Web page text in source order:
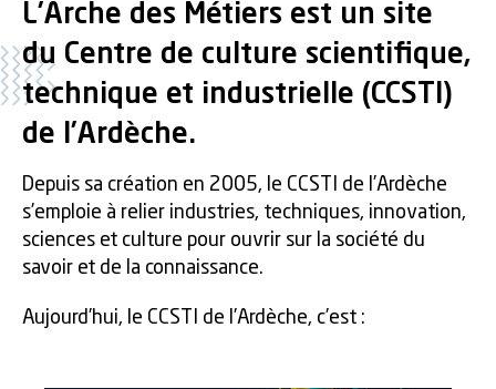
L’Arche des Métiers est un site
du Centre de culture scientifique,
technique et industrielle (CCSTI)
de l’Ardèche.
Depuis sa création en 2005, le CCSTI de l’Ardèche
s’emploie à relier industries, techniques, innovation,
sciences et culture pour ouvrir sur la société du
savoir et de la connaissance.
Aujourd’hui, le CCSTI de l’Ardèche, c’est :